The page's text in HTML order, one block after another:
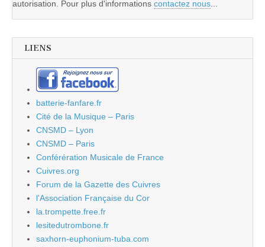
autorisation. Pour plus d'informations contactez nous
LIENS
batterie-fanfare.fr
Cité de la Musique – Paris
CNSMD – Lyon
CNSMD – Paris
Conférération Musicale de France
Cuivres.org
Forum de la Gazette des Cuivres
l'Association Française du Cor
la.trompette.free.fr
lesitedutrombone.fr
saxhorn-euphonium-tuba.com